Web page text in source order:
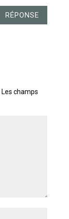
RÉPONSE
Les champs